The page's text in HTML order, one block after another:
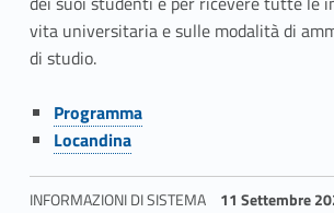
i
e
n
t
a
vita universitaria e sulle modalità di
di studio.
Link identifier #identifier__129786-1
Programma
Link identifier #identifier__82226-2
Locandina
INFORMAZIONI DI SISTEMA 11 Settembre